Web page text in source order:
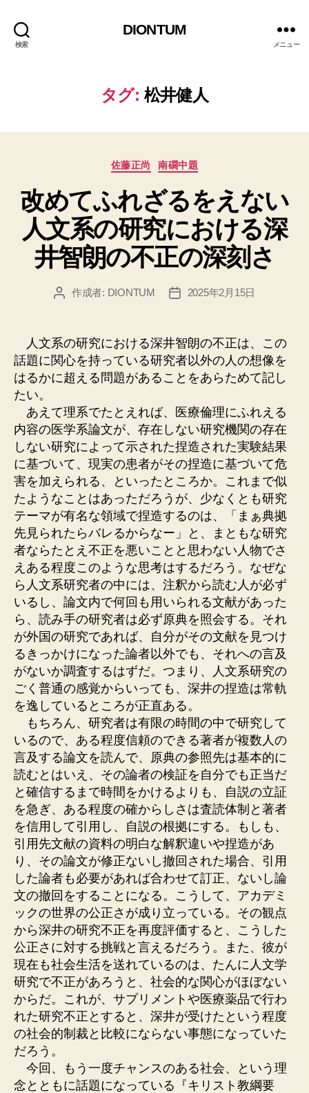
検索
DIONTUM
メニュー
タグ: 松井健人
カ
ゴ
リ
ー
佐藤正尚 南礀中題
改めてふれざるをえない
人文系の研究における深
井智朗の不正の深刻さ
投 作成者: DIONTUM
投
2025年2月15日
人文系の研究における深井智朗の不正は、この
話題に関心を持っている研究者以外の人の想像を
はるかに超える問題があることをあらためて記し
たい。
あえて理系でたとえれば、医療倫理にふれえる
内容の医学系論文が、存在しない研究機関の存在
しない研究によって示された捏造された実験結果
に基づいて、現実の患者がその捏造に基づいて危
害を加えられる、といったところか。これまで似
たようなことはあっただろうが、少なくとも研究
テーマが有名な領域で捏造するのは、「まぁ典拠
先見られたらバレるからなー」と、まともな研究
者ならたとえ不正を悪いことと思わない人物でさ
えある程度このような思考はするだろう。なぜな
ら人文系研究者の中には、注釈から読む人が必ず
いるし、論文内で何回も用いられる文献があった
ら、読み手の研究者は必ず原典を照会する。それ
が外国の研究であれば、自分がその文献を見つけ
るきっかけになった論者以外でも、それへの言及
がないか調査するはずだ。つまり、人文系研究の
ごく普通の感覚からいっても、深井の捏造は常軌
を逸しているところが正直ある。
もちろん、研究者は有限の時間の中で研究して
いるので、ある程度信頼のできる著者が複数人の
言及する論文を読んで、原典の参照先は基本的に
読むとはいえ、その論者の検証を自分でも正当だ
と確信するまで時間をかけるよりも、自説の立証
を急ぎ、ある程度の確からしさは査読体制と著者
を信用して引用し、自説の根拠にする。もしも、
引用先文献の資料の明白な解釈違いや捏造があ
り、その論文が修正ないし撤回された場合、引用
した論者も必要があれば合わせて訂正、ないし論
文の撤回をすることになる。こうして、アカデミ
ックの世界の公正さが成り立っている。その観点
から深井の研究不正を再度評価すると、こうした
公正さに対する挑戦と言えるだろう。また、彼が
現在も社会生活を送れているのは、たんに人文学
研究で不正があろうと、社会的な関心がほぼない
からだ。これが、サプリメントや医療薬品で行わ
れた研究不正とすると、深井が受けたという程度
の社会的制裁と比較にならない事態になっていた
だろう。
今回、もう一度チャンスのある社会、という理
念とともに話題になっている『キリスト教綱要